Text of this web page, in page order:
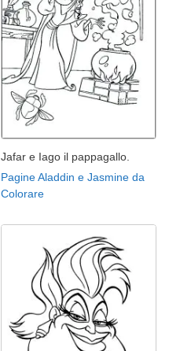
Jafar e Iago il pappagallo.
Pagine Aladdin e Jasmine da
Colorare